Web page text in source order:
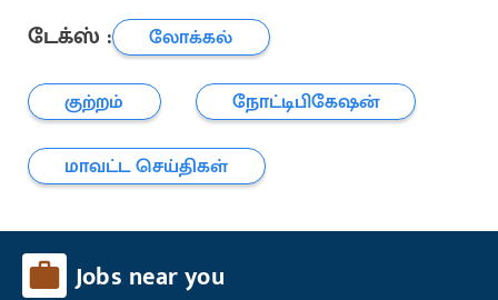
டேக்ஸ் :
லோக்கல்
குற்றம்
நோட்டிபிகேஷன்
மாவட்ட செய்திகள்
Jobs near you